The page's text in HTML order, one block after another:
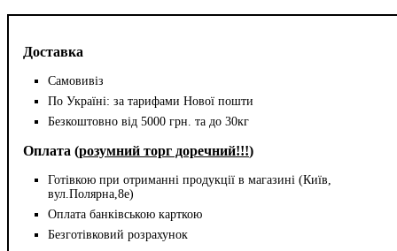
Доставка
Самовивіз
По Україні: за тарифами Нової пошти
Безкоштовно від 5000 грн. та до 30кг
Оплата (розумний торг доречний!!!)
Готівкою при отриманні продукції в магазині (Київ,
вул.Полярна,8е)
Оплата банківською карткою
Безготівковий розрахунок